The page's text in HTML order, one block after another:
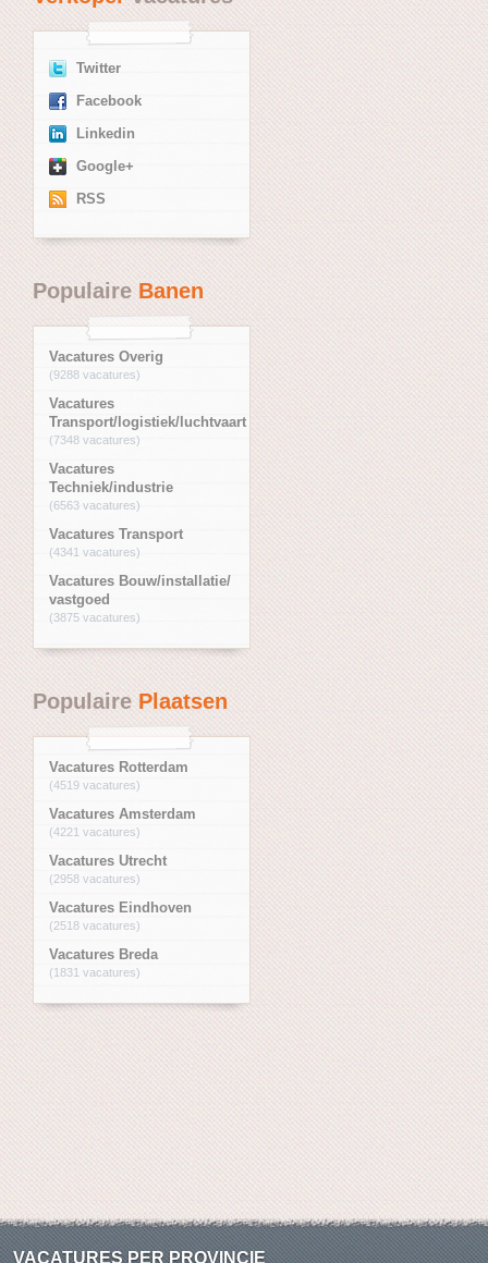
Twitter
Facebook
Linkedin
Google+
RSS
PopulaireBanen
Vacatures Overig
(9288 vacatures)
Vacatures
Transport/logistiek/luchtvaart
(7348 vacatures)
Vacatures
Techniek/industrie
(6563 vacatures)
Vacatures Transport
(4341 vacatures)
Vacatures Bouw/installatie/
vastgoed
(3875 vacatures)
PopulairePlaatsen
Vacatures Rotterdam
(4519 vacatures)
Vacatures Amsterdam
(4221 vacatures)
Vacatures Utrecht
(2958 vacatures)
Vacatures Eindhoven
(2518 vacatures)
Vacatures Breda
(1831 vacatures)
VACATURES PER PROVINCIE